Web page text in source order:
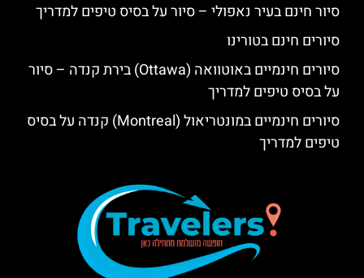
סיור חינם בעיר נאפולי – סיור על בסיס טיפים למדריך
סיורים חינם בטורינו
סיורים חינמיים באוטוואה (Ottawa) בירת קנדה – סיור
על בסיס טיפים למדריך
סיורים חינמיים במונטריאול (Montreal) קנדה על בסיס
טיפים למדריך